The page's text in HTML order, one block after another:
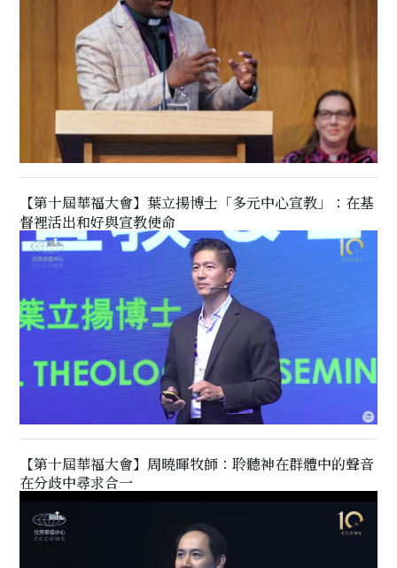
【第十屆華福大會】葉立揚博士「多元中心宣教」：在基
督裡活出和好與宣教使命
【第十屆華福大會】周曉暉牧師：聆聽神在群體中的聲音
在分歧中尋求合一